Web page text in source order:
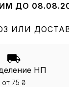
ДО
ИЛИ
НП
от 75 ₴